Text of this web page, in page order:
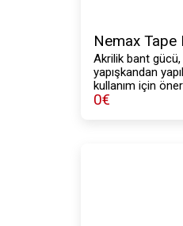
Nemax Tape
Akrilik bant gücü,
yapışkandan
kullanım için
olduğu kadar
0€